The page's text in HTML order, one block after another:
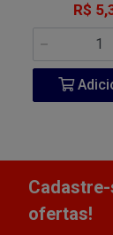
R$
ofertas!